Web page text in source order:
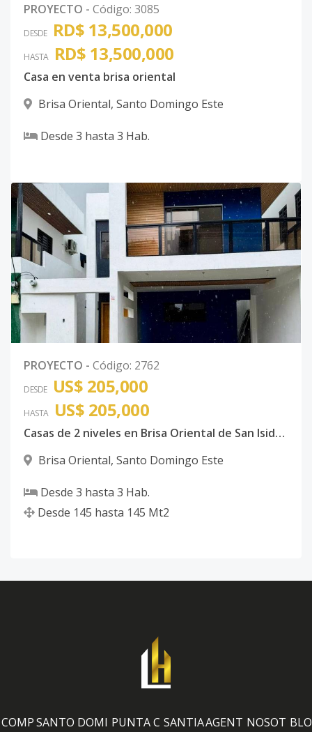
PROYECTO - Código: 3085
DESDE RD$ 13,500,000
HASTA RD$ 13,500,000
Casa en venta brisa oriental
Brisa Oriental, Santo Domingo Este
Desde 3 hasta 3 Hab.
PROYECTO - Código: 2762
DESDE US$ 205,000
HASTA US$ 205,000
Casas de 2 niveles en Brisa Oriental de San Isidro, SDE, Zona Oriental
Brisa Oriental, Santo Domingo Este
Desde 3 hasta 3 Hab.
Desde 145 hasta 145 Mt2
COMPSANTO DOMI PUNTA C SANTIAAGENT NOSOT BLO